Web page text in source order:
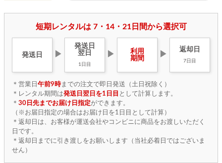
短期レンタルは 7・14・21日間から選択可
発送日 ▶
発送日
翌日
1日目
▶
利用
期間
▶
返却日
7日目
＊営業日 午前9時までの注文で即日発送（土日祝除く）
＊レンタル期間は発送日翌日を1日目 として計算します。
＊ 30日先までお届け日指定ができます。
（※お届日指定の場合はお届け日を1日目として計算）
＊返却日は、お客様が運送会社やコンビニに商品をお渡しいただく
日です。
＊返却日までに引き渡しをお願いします（当社必着日ではございま
せん）